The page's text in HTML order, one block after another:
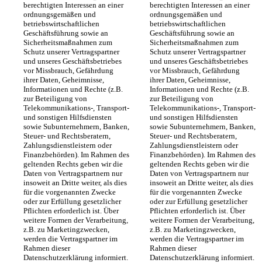
berechtigten Interessen an einer
ordnungsgemäßen und
betriebswirtschaftlichen
Geschäftsführung sowie an
Sicherheitsmaßnahmen zum
Schutz unserer Vertragspartner
und unseres Geschäftsbetriebes
vor Missbrauch, Gefährdung
ihrer Daten, Geheimnisse,
Informationen und Rechte (z.B.
zur Beteiligung von
Telekommunikations-, Transport-
und sonstigen Hilfsdiensten
sowie Subunternehmern, Banken,
Steuer- und Rechtsberatern,
Zahlungsdienstleistern oder
Finanzbehörden). Im Rahmen des
geltenden Rechts geben wir die
Daten von Vertragspartnern nur
insoweit an Dritte weiter, als dies
für die vorgenannten Zwecke
oder zur Erfüllung gesetzlicher
Pflichten erforderlich ist. Über
weitere Formen der Verarbeitung,
z.B. zu Marketingzwecken,
werden die Vertragspartner im
Rahmen dieser
Datenschutzerklärung informiert.
berechtigten Interessen an einer
ordnungsgemäßen und
betriebswirtschaftlichen
Geschäftsführung sowie an
Sicherheitsmaßnahmen zum
Schutz unserer Vertragspartner
und unseres Geschäftsbetriebes
vor Missbrauch, Gefährdung
ihrer Daten, Geheimnisse,
Informationen und Rechte (z.B.
zur Beteiligung von
Telekommunikations-, Transport-
und sonstigen Hilfsdiensten
sowie Subunternehmern, Banken,
Steuer- und Rechtsberatern,
Zahlungsdienstleistern oder
Finanzbehörden). Im Rahmen des
geltenden Rechts geben wir die
Daten von Vertragspartnern nur
insoweit an Dritte weiter, als dies
für die vorgenannten Zwecke
oder zur Erfüllung gesetzlicher
Pflichten erforderlich ist. Über
weitere Formen der Verarbeitung,
z.B. zu Marketingzwecken,
werden die Vertragspartner im
Rahmen dieser
Datenschutzerklärung informiert.